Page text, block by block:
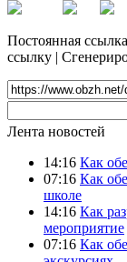
Постоянная
ссылку |
Лента новостей
14:16 Как
07:16 Как
школе
14:16 Как
мероприятие
07:16 Как